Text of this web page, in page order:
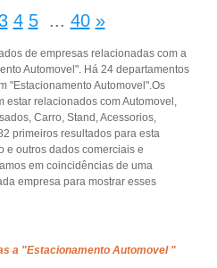
3 4 5 ... 40 »
de empresas relacionadas com a
Automovel". Há 24 departamentos
"Estacionamento Automovel".Os
estar relacionados com Automovel,
Carro, Stand, Acessorios,
primeiros resultados para esta
e outros dados comerciais e
em coincidências de uma
empresa para mostrar esses
a "Estacionamento Automovel "